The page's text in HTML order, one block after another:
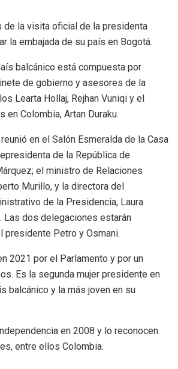
de la visita oficial de la presidenta
la embajada de su país en Bogotá.
balcánico está compuesta por
de gobierno y asesores de la
Learta Hollaj, Rejhan Vuniqi y el
en Colombia, Artan Duraku.
en el Salón Esmeralda de la Casa
de la República de
el ministro de Relaciones
Murillo, y la directora del
de la Presidencia, Laura
Las dos delegaciones estarán
presidente Petro y Osmani.
2021 por el Parlamento y por un
Es la segunda mujer presidente en
balcánico y la más joven en su
en 2008 y lo reconocen
entre ellos Colombia.